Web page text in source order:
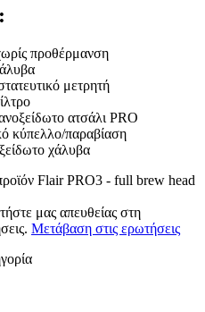
προθέρμανση
μετρητή
ατσάλι PRO
κύπελλο/παραβίαση
χάλυβα
Flair PRO3 - full brew head
μας απευθείας στη
Μετάβαση στις ερωτήσεις